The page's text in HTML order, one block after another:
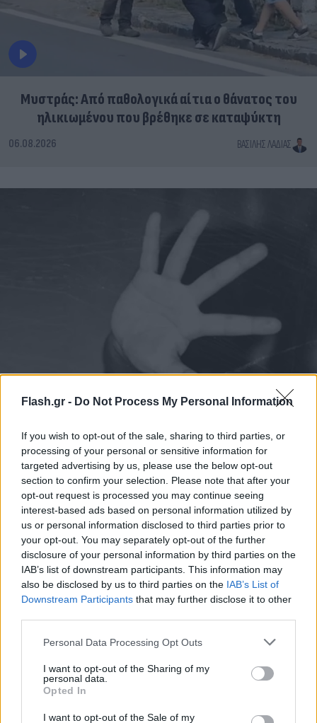
Flash.gr - Do Not Process My Personal Information
If you wish to opt-out of the sale, sharing to third parties, or
processing of your personal or sensitive information for
targeted advertising by us, please use the below opt-out
section to confirm your selection. Please note that after your
opt-out request is processed you may continue seeing
interest-based ads based on personal information utilized by
us or personal information disclosed to third parties prior to
your opt-out. You may separately opt-out of the further
disclosure of your personal information by third parties on the
IAB’s list of downstream participants. This information may
also be disclosed by us to third parties on the IAB’s List of
Downstream Participants that may further disclose it to other
Please note that this website/app uses one or more Google
not limited to your visit or usage behaviour. You may click to
grant or deny consent to Google and its third-party tags to
use your data for below specified purposes in below Google
consent section.
Personal Data Processing Opt Outs
I want to opt-out of the Sharing of my
personal data.
Opted In
I want to opt-out of the Sale of my
Μυστράς: Από παθολογικά αίτια ο θάνατος του
ηλικιωμένου που βρέθηκε σε καταψύκτη
06.08.2026 ΒΑΣΊΛΗΣ ΛΑΔΙΆΣ
Αριθμοί που σοκάρουν στη Ζάκυνθο: Η ΠΟΕΔΗΝ
καταγγέλλει 8 βιασμούς τουριστριών από τον
Ιούνιο
06.08.2026 ΒΑΣΙΛΙΚΉ ΑΓΓΟΥΡΊΔΗ